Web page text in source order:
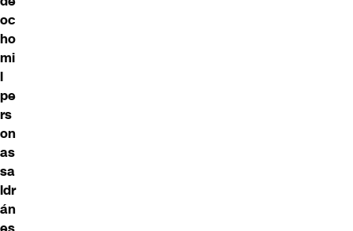
oc
ho
mi
l
pe
rs
on
as
sa
ldr
án